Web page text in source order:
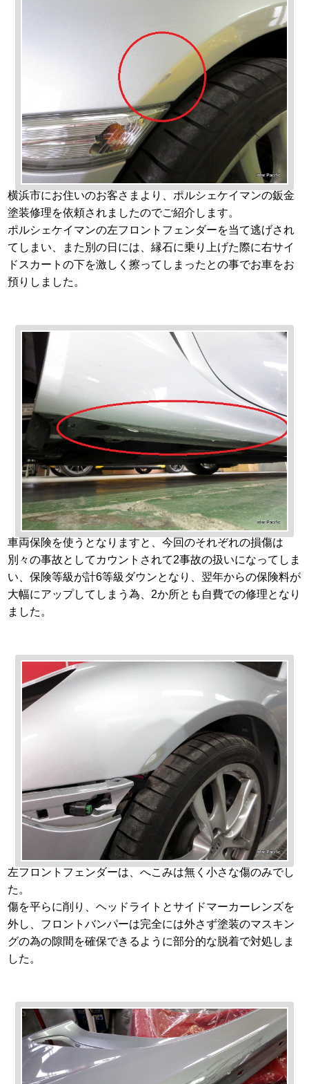
横浜市にお住いのお客さまより、ポルシェケイマンの鈑金
塗装修理を依頼されましたのでご紹介します。
ポルシェケイマンの左フロントフェンダーを当て逃げされ
てしまい、また別の日には、縁石に乗り上げた際に右サイ
ドスカートの下を激しく擦ってしまったとの事でお車をお
預りしました。
車両保険を使うとなりますと、今回のそれぞれの損傷は
別々の事故としてカウントされて2事故の扱いになってしま
い、保険等級が計6等級ダウンとなり、翌年からの保険料が
大幅にアップしてしまう為、2か所とも自費での修理となり
ました。
左フロントフェンダーは、へこみは無く小さな傷のみでし
た。
傷を平らに削り、ヘッドライトとサイドマーカーレンズを
外し、フロントバンパーは完全には外さず塗装のマスキン
グの為の隙間を確保できるように部分的な脱着で対処しま
した。